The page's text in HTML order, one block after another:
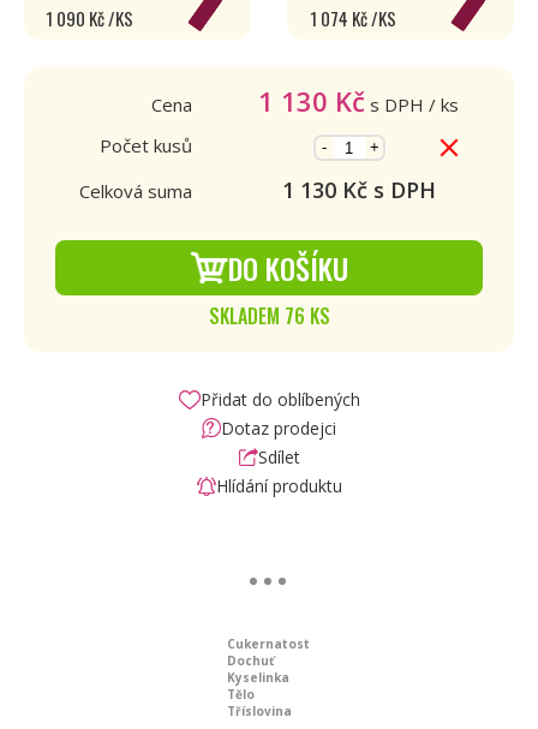
1 090 Kč /KS 1 074 Kč /KS
Cena 1 130 Kč s DPH / ks
Počet kusů
- +
Celková suma 1 130Kč s DPH
DO KOŠÍKU
SKLADEM 76 KS
Přidat do oblíbených
Dotaz prodejci
Sdílet
Hlídání produktu
Cukernatost
Dochuť
Kyselinka
Tělo
Tříslovina